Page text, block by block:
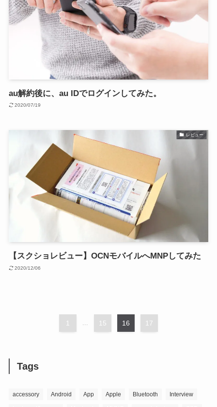
au解約後に、au IDでログインしてみた。
2020/07/19
レビュー
【スクショレビュー】OCNモバイルへMNPしてみた
2020/12/06
1 ... 15 16 17
Tags
accessory Android App Apple Bluetooth Interview